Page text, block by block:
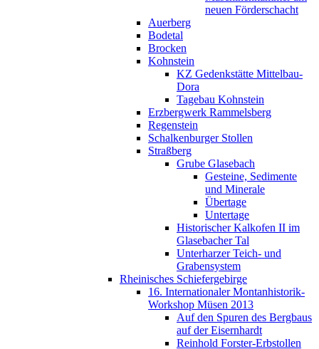
neuen Förderschacht
Auerberg
Bodetal
Brocken
Kohnstein
KZ Gedenkstätte Mittelbau-
Dora
Tagebau Kohnstein
Erzbergwerk Rammelsberg
Regenstein
Schalkenburger Stollen
Straßberg
Grube Glasebach
Gesteine, Sedimente
und Minerale
Übertage
Untertage
Historischer Kalkofen II im
Glasebacher Tal
Unterharzer Teich- und
Grabensystem
Rheinisches Schiefergebirge
16. Internationaler Montanhistorik-
Workshop Müsen 2013
Auf den Spuren des Bergbaus
auf der Eisernhardt
Reinhold Forster-Erbstollen